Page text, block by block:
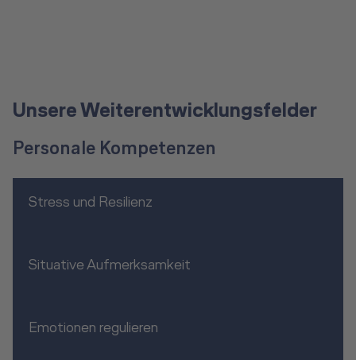
Unsere Weiterentwicklungsfelder
Personale Kompetenzen
Stress und Resilienz
Situative Aufmerksamkeit
Emotionen regulieren